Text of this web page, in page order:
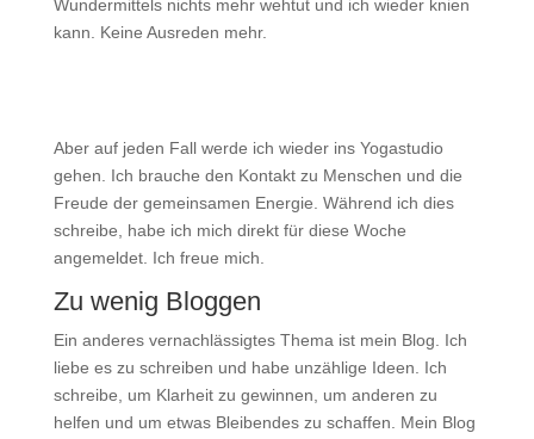
Wundermittels nichts mehr wehtut und ich wieder knien
kann. Keine Ausreden mehr.
Aber auf jeden Fall werde ich wieder ins Yogastudio
gehen. Ich brauche den Kontakt zu Menschen und die
Freude der gemeinsamen Energie. Während ich dies
schreibe, habe ich mich direkt für diese Woche
angemeldet. Ich freue mich.
Zu wenig Bloggen
Ein anderes vernachlässigtes Thema ist mein Blog. Ich
liebe es zu schreiben und habe unzählige Ideen. Ich
schreibe, um Klarheit zu gewinnen, um anderen zu
helfen und um etwas Bleibendes zu schaffen. Mein Blog